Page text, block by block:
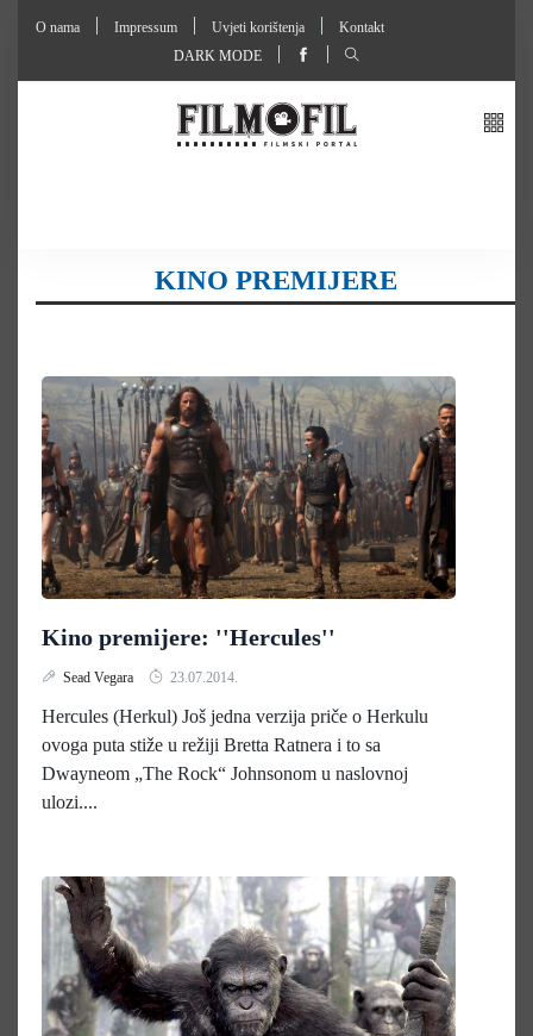
O nama Impressum Uvjeti korištenja
Kontakt
DARK MODE
KINO PREMIJERE
Kino premijere: ''Hercules''
Sead Vegara 23.07.2014.
Hercules (Herkul) Još jedna verzija priče o Herkulu
ovoga puta stiže u režiji Bretta Ratnera i to sa
Dwayneom „The Rock“ Johnsonom u naslovnoj
ulozi....